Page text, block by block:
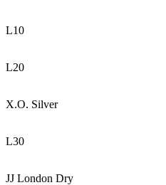
L10
L20
X.O. Silver
L30
JJ London Dry